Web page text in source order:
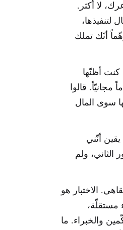
لا أكثر.
أنّك تملك
أظنّها
قالوا
سوى المال
أنّني
الثاني، ولم
الاختبار هو
مستقلّة،
والخبراء. ما